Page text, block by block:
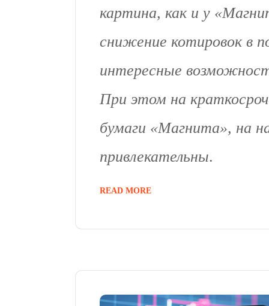
картина, как и у
снижение котировок в
интересные
При этом на
бумаги «Магнита», на
привлекательны.
READ MORE